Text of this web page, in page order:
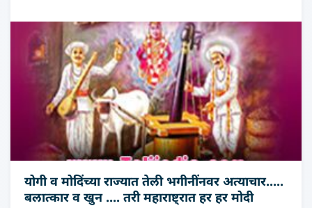
योगी व मोदिंच्या राज्यात तेली भगीनींनवर अत्याचार.....
बलात्कार व खुन .... तरी महाराष्ट्रात हर हर मोदी